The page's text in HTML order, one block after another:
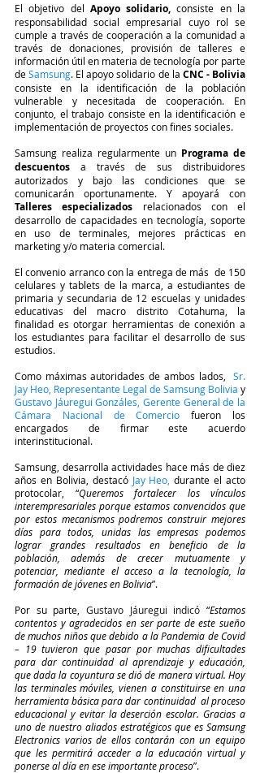
El objetivo del Apoyo solidario, consiste en la
responsabilidad social empresarial cuyo rol se
cumple a través de cooperación a la comunidad a
través de donaciones, provisión de talleres e
información útil en materia de tecnología por parte
de Samsung. El apoyo solidario de la CNC - Bolivia
consiste en la identificación de la población
vulnerable y necesitada de cooperación. En
conjunto, el trabajo consiste en la identificación e
implementación de proyectos con fines sociales.
Samsung realiza regularmente un Programa de
descuentos a través de sus distribuidores
autorizados y bajo las condiciones que se
Talleres especializados relacionados con el
desarrollo de capacidades en tecnología, soporte
en uso de terminales, mejores prácticas en
marketing y/o materia comercial.
El convenio arranco con la entrega de más  de 150
celulares y tablets de la marca, a estudiantes de
primaria y secundaria de 12 escuelas y unidades
educativas del macro distrito Cotahuma, la
finalidad es otorgar herramientas de conexión a
los estudiantes para facilitar el desarrollo de sus
estudios.
Como máximas autoridades de ambos lados,
Sr.
Jay Heo , Representante Legal de Samsung Bolivia
Gustavo Jáuregui Gonzáles, Gerente General de la
Cámara Nacional de Comercio fueron los
encargados de firmar este acuerdo
interinstitucional.
Samsung, desarrolla actividades hace más de diez
años en Bolivia, destacó Jay Heo, durante el acto
protocolar, “Queremos fortalecer los vínculos
interempresariales porque estamos convencidos que
por estos mecanismos podremos construir mejores
días para todos, unidas las empresas podemos
lograr grandes resultados en beneficio de la
población, además de crecer mutuamente y
potenciar, mediante el acceso a la tecnología, la
formación de jóvenes en Bolivia”.
Por su parte,
Gustavo Jáuregui indicó “Estamos
contentos y agradecidos en ser parte de este sueño
de muchos niños que debido a la Pandemia de Covid
– 19 tuvieron que pasar por muchas dificultades
para dar continuidad al aprendizaje y educación,
que dada la coyuntura se dió de manera virtual. Hoy
las terminales móviles, vienen a constituirse en una
herramienta básica para dar continuidad  al proceso
educacional y evitar la deserción escolar. Gracias a
uno de nuestro aliados estratégicos que es Samsung
Electronics varios de ellos contarán con un equipo
que les permitirá acceder a la educación virtual y
ponerse al día en ese importante proceso”.